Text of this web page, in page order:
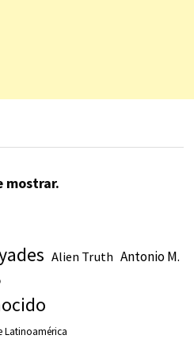
mostrar.
Alien Truth Antonio M.
Latinoamérica